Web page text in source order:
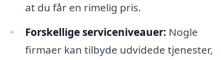
at du får en rimelig pris.
Forskellige serviceniveauer: Nogle
firmaer kan tilbyde udvidede tjenester,